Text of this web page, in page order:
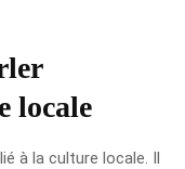
locale
à la culture locale. Il